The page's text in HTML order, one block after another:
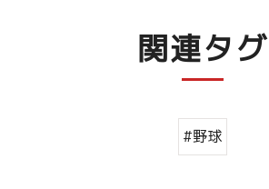
関連タグ
#野球